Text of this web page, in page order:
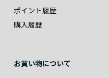
ポイント履歴
購入履歴
お買い物について